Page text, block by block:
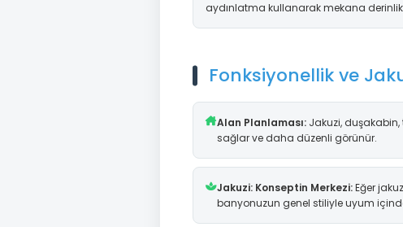
aydınlatma kullanarak mekana derinlik
Fonksiyonellik ve
Alan Planlaması: Jakuzi,
sağlar ve daha düzenli görünür.
Jakuzi: Konseptin Merkezi:Eğer
banyonuzun genel stiliyle uyum